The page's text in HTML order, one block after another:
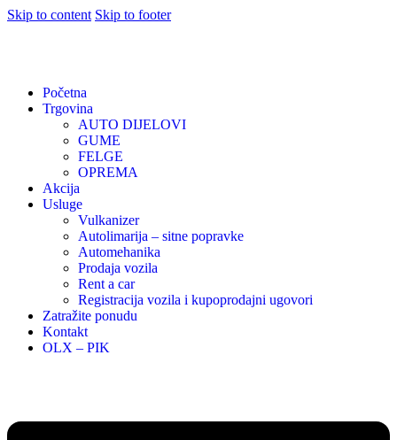
Skip to content Skip to footer
Početna
Trgovina
AUTO DIJELOVI
GUME
FELGE
OPREMA
Akcija
Usluge
Vulkanizer
Autolimarija – sitne popravke
Automehanika
Prodaja vozila
Rent a car
Registracija vozila i kupoprodajni ugovori
Zatražite ponudu
Kontakt
OLX – PIK